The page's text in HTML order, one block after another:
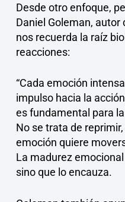
Desde otro enfoque,
Daniel Goleman,
nos recuerda la raíz
reacciones:
“Cada emoción
impulso hacia la
es fundamental para
No se trata de
emoción quiere
La madurez
sino que lo encauza.